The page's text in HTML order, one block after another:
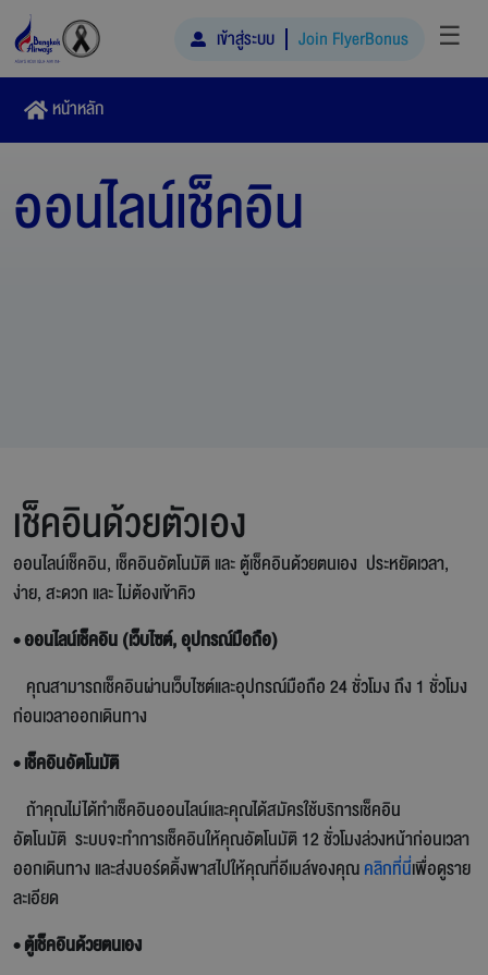
เข้าสู่ระบบ Join FlyerBonus ☰
หน้าหลัก
ออนไลน์เช็คอิน
เช็คอินด้วยตัวเอง
ออนไลน์เช็คอิน, เช็คอินอัตโนมัติ และ ตู้เช็คอินด้วยตนเอง ประหยัดเวลา,
ง่าย, สะดวก และ ไม่ต้องเข้าคิว
• ออนไลน์เช็คอิน (เว็บไซต์, อุปกรณ์มือถือ)
คุณสามารถเช็คอินผ่านเว็บไซต์และอุปกรณ์มือถือ 24 ชั่วโมง ถึง 1 ชั่วโมง
ก่อนเวลาออกเดินทาง
• เช็คอินอัตโนมัติ
ถ้าคุณไม่ได้ทำเช็คอินออนไลน์และคุณได้สมัครใช้บริการเช็คอิน
อัตโนมัติ ระบบจะทำการเช็คอินให้คุณอัตโนมัติ 12 ชั่วโมงล่วงหน้าก่อนเวลา
ออกเดินทาง และส่งบอร์ดดิ้งพาสไปให้คุณที่อีเมล์ของคุณ​คลิกที่นี่เพื่อดูราย
ละเอียด
• ตู้เช็คอินด้วยตนเอง